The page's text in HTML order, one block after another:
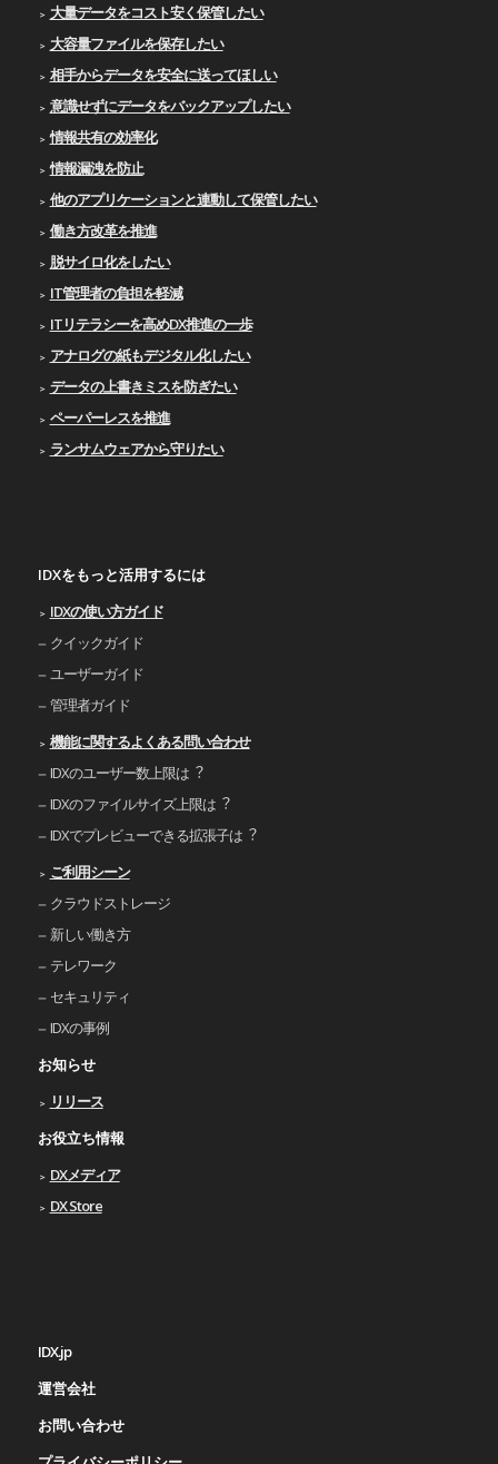
大量データをコスト安く保管したい
大容量ファイルを保存したい
相手からデータを安全に送ってほしい
意識せずにデータをバックアップしたい
情報共有の効率化
情報漏洩を防止
他のアプリケーションと連動して保管したい
働き方改革を推進
脱サイロ化をしたい
IT管理者の負担を軽減
ITリテラシーを高めDX推進の一歩
アナログの紙もデジタル化したい
データの上書きミスを防ぎたい
ペーパーレスを推進
ランサムウェアから守りたい
IDXをもっと活用するには
IDXの使い⽅ガイド
クイックガイド
ユーザーガイド
管理者ガイド
機能に関するよくある問い合わせ
IDXのユーザー数上限は︖
IDXのファイルサイズ上限は︖
IDXでプレビューできる拡張⼦は︖
ご利⽤シーン
クラウドストレージ
新しい働き⽅
テレワーク
セキュリティ
IDXの事例
お知らせ
リリース
お役立ち情報
DXメディア
DX Store
IDX.jp
運営会社
お問い合わせ